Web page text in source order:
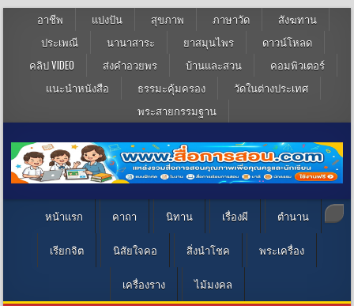
อาชีพ แบ่งปัน สุขภาพ ภาษาวัด
สังฆทาน
ประเพณี
นานาสาระ ยาสมุนไพร
ดาวน์โหลด
คลิป VIDEO
ส่งคำอวยพร บ้านและสวน
คอมพิวเตอร์
แนะนำหนังสือ
ธรรมะคุ้มครอง
วัดในต่างประเทศ
พระสายกรรมฐาน
หน้าแรก คาถา นิทาน เรื่องผี ตำนาน
เรียกจิต นิสัยใจคอ สิ่งนำโชค พระเครื่อง
เครื่องราง ไม้มงคล